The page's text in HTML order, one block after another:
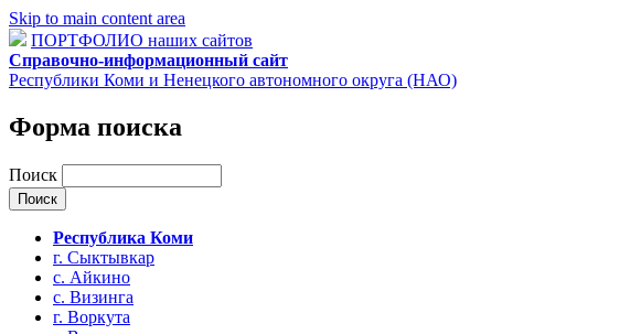
Skip to main content area
ПОРТФОЛИО наших сайтов
Справочно-информационный сайт
Республики Коми и Ненецкого автономного округа (НАО)
Форма поиска
Поиск
Республика Коми
г. Сыктывкар
с. Айкино
с. Визинга
г. Воркута